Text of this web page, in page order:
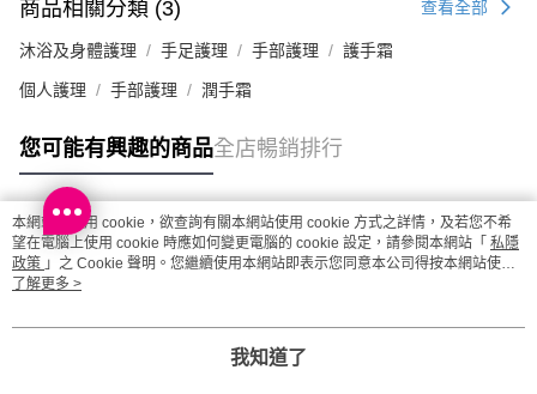
商品相關分類 (3) 查看全部
沐浴及身體護理 手足護理 手部護理 護手霜
個人護理 手部護理 潤手霜
您可能有興趣的商品全店暢銷排行
熱門標籤
熱銷排行
本網站中使用 cookie，欲查詢有關本網站使用 cookie 方式之詳情，及若您不希
望在電腦上使用 cookie 時應如何變更電腦的 cookie 設定，請參閱本網站「 私隱
政策 」之 Cookie 聲明。您繼續使用本網站即表示您同意本公司得按本網站使用
條款之 Cookie 聲明使用 cookie。
了解更多 >
我知道了